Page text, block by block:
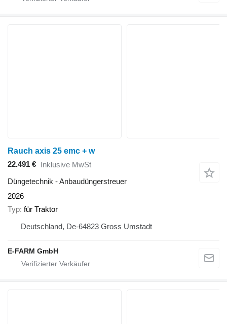
Rauch axis 25 emc + w
22.491 € Inklusive MwSt
Düngetechnik - Anbaudüngerstreuer
2026
Typ für Traktor
Deutschland, De-64823 Gross Umstadt
E-FARM GmbH